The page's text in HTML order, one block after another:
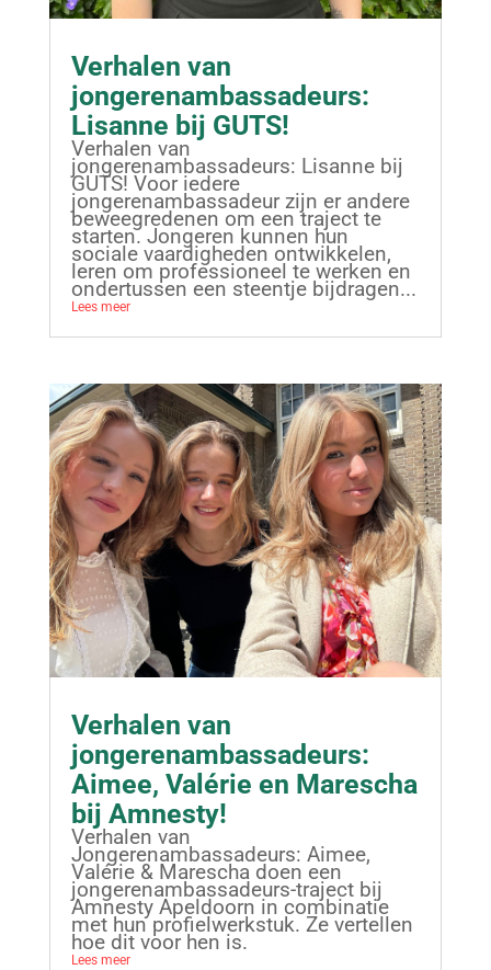
Verhalen van
jongerenambassadeurs:
Lisanne bij GUTS!
Verhalen van
jongerenambassadeurs: Lisanne bij
GUTS! Voor iedere
jongerenambassadeur zijn er andere
beweegredenen om een traject te
starten. Jongeren kunnen hun
sociale vaardigheden ontwikkelen,
leren om professioneel te werken en
ondertussen een steentje bijdragen...
Lees meer
Verhalen van
jongerenambassadeurs:
Aimee, Valérie en Marescha
bij Amnesty!
Verhalen van
Jongerenambassadeurs: Aimee,
Valérie & Marescha doen een
jongerenambassadeurs-traject bij
Amnesty Apeldoorn in combinatie
met hun profielwerkstuk. Ze vertellen
hoe dit voor hen is.
Lees meer